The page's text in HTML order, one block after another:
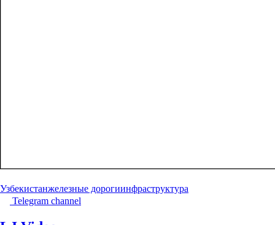
Узбекистанжелезные дорогиинфраструктура
Telegram channel